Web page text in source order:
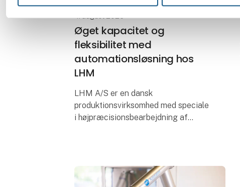
4. august 2026
Øget kapacitet og
fleksibilitet med
automationsløsning hos
LHM
LHM A/S er en dansk
produktionsvirksomhed med speciale
i højpræcisionsbearbejdning af
konkurrenceevnen h